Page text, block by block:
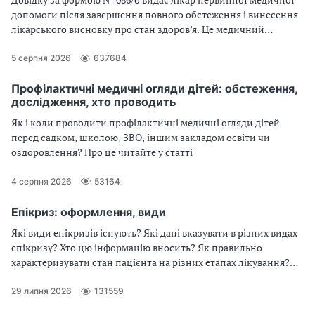
допомоги після завершення повного обстеження і винесення
лікарського висновку про стан здоров’я. Це медичний
5 серпня 2026 637684
Профілактичні медичні огляди дітей: обстеження,
дослідження, хто проводить
Як і коли проводити профілактичні медичні огляди дітей
перед садком, школою, ЗВО, іншим закладом освіти чи
оздоровлення? Про це читайте у статті
4 серпня 2026 53164
Епікриз: оформлення, види
Які види епікризів існують? Які дані вказувати в різних видах
епікризу? Хто цю інформацію вносить? Як правильно
характеризувати стан пацієнта на різних етапах лікування?
29 липня 2026 131559